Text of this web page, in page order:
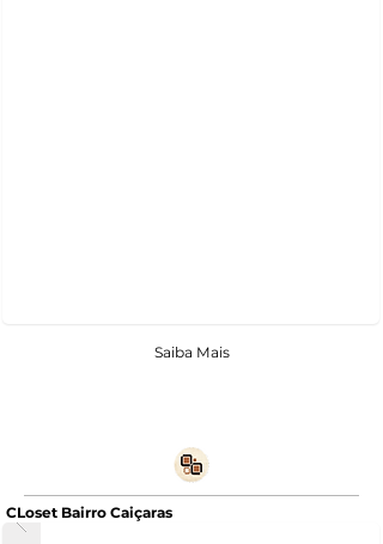
Saiba Mais
CLoset Bairro Caiçaras